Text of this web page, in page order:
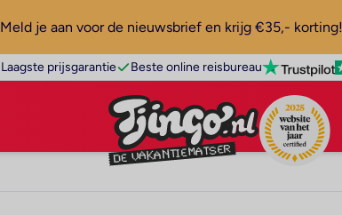
Meld je aan voor de nieuwsbrief en krijg €35,- korting!
Laagste prijsgarantie Beste online reisbureau